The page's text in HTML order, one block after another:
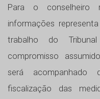
Para o conselheiro
informações
trabalho do
compromisso
será acompanhado
fiscalização das